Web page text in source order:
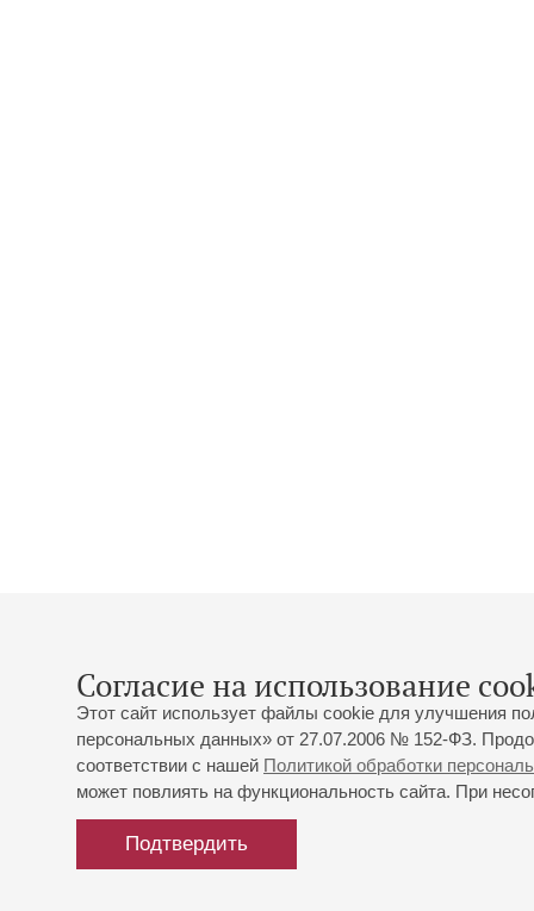
Согласие на использование
Этот сайт использует файлы cookie для улучшения
персональных данных» от 27.07.2006 № 152-ФЗ.
соответствии с нашей Политикой обработки
может повлиять на функциональность сайта. При
Подтвердить